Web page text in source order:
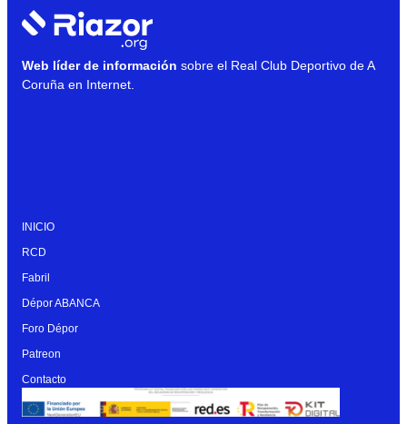
Web líder de información sobre el Real Club Deportivo de A
Coruña en Internet.
INICIO
RCD
Fabril
Dépor ABANCA
Foro Dépor
Patreon
Contacto